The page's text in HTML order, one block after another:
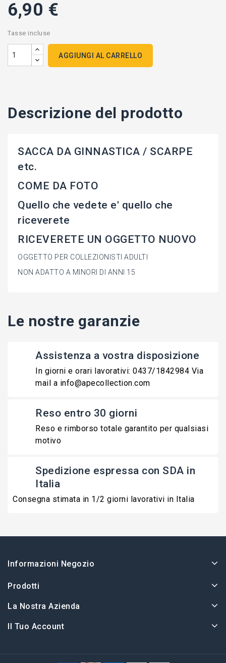
6,90 €
Tasse incluse
AGGIUNGI AL CARRELLO
Descrizione del prodotto
SACCA DA GINNASTICA / SCARPE
etc.
COME DA FOTO
Quello che vedete e' quello che
riceverete
RICEVERETE UN OGGETTO NUOVO
OGGETTO PER COLLEZIONISTI ADULTI
NON ADATTO A MINORI DI ANNI 15
Le nostre garanzie
Assistenza a vostra disposizione
In giorni e orari lavorativi: 0437/1842984 Via
mail a info@apecollection.com
Reso entro 30 giorni
Reso e rimborso totale garantito per qualsiasi
motivo
Spedizione espressa con SDA in
Italia
Consegna stimata in 1/2 giorni lavorativi in Italia
Informazioni Negozio
Prodotti
La Nostra Azienda
Il Tuo Account